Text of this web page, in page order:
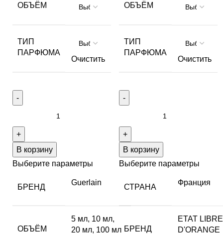
ОБЪЁМ
ТИП
ПАРФЮМА
Очистить
В корзину
Выберите параметры
БРЕНД
Guerlain
ОБЪЁМ
5 мл, 10 мл,
20 мл, 100 мл
ОБЪЁМ
ТИП
ПАРФЮМА
Очистить
В корзину
Выберите параметры
СТРАНА
Франция
БРЕНД
ETAT LIBRE
D'ORANGE